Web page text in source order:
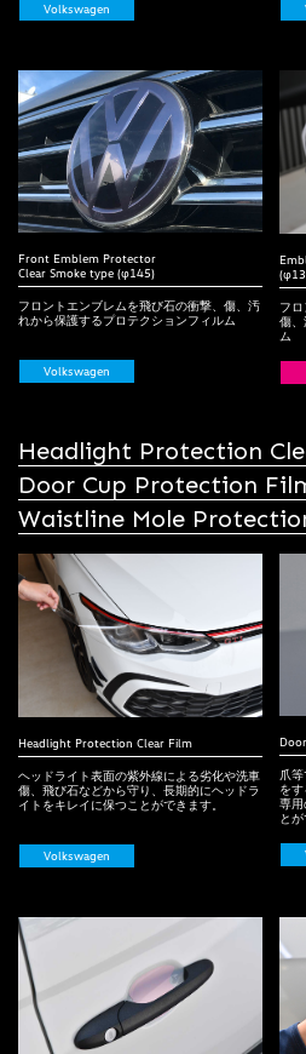
Volkswagen
Front Emblem Protector
Clear Smoke type (φ145)
フロントエンブレムを飛び石の衝撃、傷、汚
れから保護するプロテクションフィルム
Volkswagen
フ
傷、
ム
Headlight Protection
Door Cup Protection
Waistline Mole
Headlight Protection Clear Film
ヘッドライト表面の紫外線による劣化や洗車
傷、飛び石などから守り、長期的にヘッドラ
イトをキレイに保つことができます。
Volkswagen
爪
を
専用
とが